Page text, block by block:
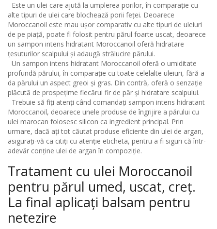
Este un ulei care ajută la umplerea porilor, în comparație cu
alte tipuri de ulei care blochează porii feței. Deoarece
Moroccanoil este mau ușor comparativ cu alte tipuri de uleiuri
de pe piață, poate fi folosit pentru părul foarte uscat, deoarece
un sampon intens hidratant Moroccanoil oferă hidratare
țesuturilor scalpului și adaugă strălucire părului.
Un sampon intens hidratant Moroccanoil oferă o umiditate
profundă părului, în comparație cu toate celelalte uleiuri, fără a
da părului un aspect greoi și gras. Din contră, oferă o senzație
plăcută de prospețime fiecărui fir de păr și hidratare scalpului.
Trebuie să fiți atenți când comandați sampon intens hidratant
Moroccanoil, deoarece unele produse de îngrijire a părului cu
ulei marocan folosesc silicon ca ingredient principal. Prin
urmare, dacă ați tot căutat produse eficiente din ulei de argan,
asigurați-vă ca citiți cu atenție eticheta, pentru a fi siguri că într-
adevăr conține ulei de argan în compoziție.
Tratament cu ulei Moroccanoil
pentru părul umed, uscat, creț.
La final aplicați balsam pentru
netezire